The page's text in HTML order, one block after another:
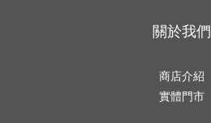
關於我們
商店介紹
實體門市